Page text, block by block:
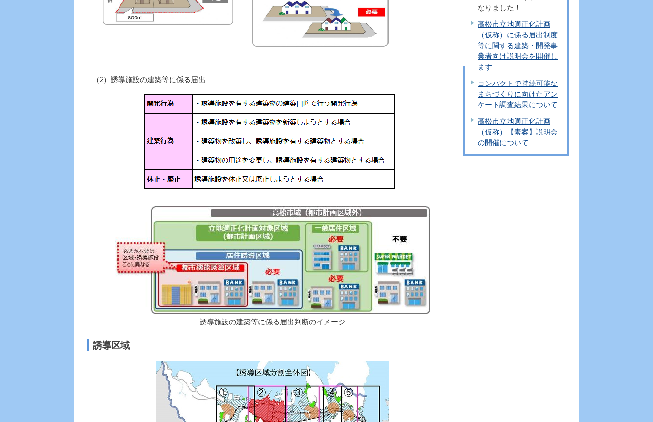
（2）誘導施設の建築等に係る届出
誘導施設の建築等に係る届出判断のイメージ
誘導区域
なりました！
高松市立地適正化計画
（仮称）に係る届出制度
等に関する建築・開発事
業者向け説明会を開催し
ます
コンパクトで持続可能な
まちづくりに向けたアン
ケート調査結果について
高松市立地適正化計画
（仮称）【素案】説明会
の開催について